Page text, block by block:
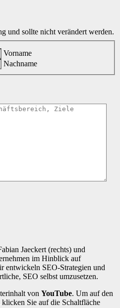
und sollte nicht verändert werden.
Vorname
Nachname
Jaeckert (rechts) und
im Hinblick auf
entwickeln SEO-Strategien und
SEO selbst umzusetzen.
von YouTube. Um auf den
Sie auf die Schaltfläche